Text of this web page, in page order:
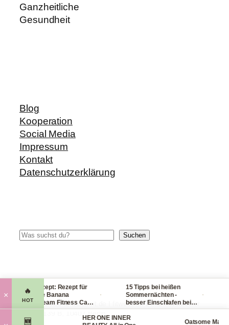
Ganzheitliche
Gesundheit
Blog
Kooperation
Social Media
Impressum
Kontakt
Datenschutzerklärung
Suchen Suchen
© 2014-2026 fit-weltweit.de I fitweltweit GmbH Storkower
× 🔥
HOT
Blitzrezept: Rezept für
leckere Banana
Nicecream Fitness Carb
Eiscream
15 Tipps bei heißen
Sommernächten -
besser Einschlafen bei
Hitze (Tag & Nacht)
🆕
HER ONE INNER
Oatsome Matcha